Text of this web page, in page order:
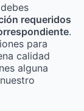
requeridos
.
para
calidad
alguna